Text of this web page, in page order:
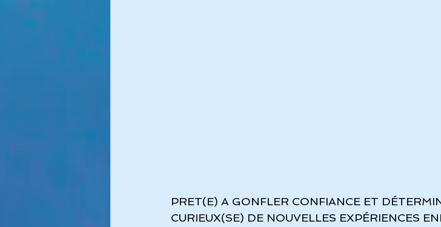
PRET(E) A GONFLER CONFIANCE ET
CURIEUX(SE) DE NOUVELLES EXPÉRIENCES